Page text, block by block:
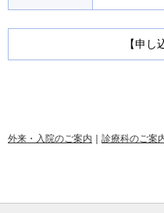
【申
外来・入院のご案内 診療科のご案